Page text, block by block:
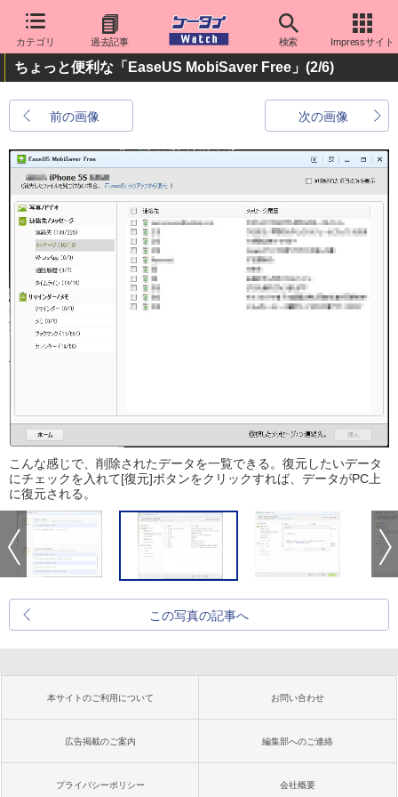
カテゴリ 過去記事 検索 Impressサイト
ちょっと便利な「EaseUS MobiSaver Free」 (2/6)
前の画像 次の画像
こんな感じで、削除されたデータを一覧できる。復元したいデータ
にチェックを入れて[復元]ボタンをクリックすれば、データがPC上
に復元される。
この写真の記事へ
本サイトのご利用について お問い合わせ
広告掲載のご案内 編集部へのご連絡
プライバシーポリシー 会社概要